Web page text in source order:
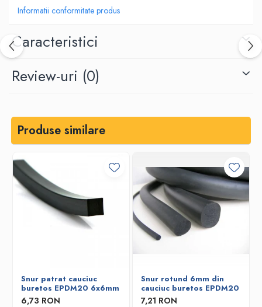
Informatii conformitate produs
Caracteristici
Review-uri (0)
Produse similare
Snur patrat cauciuc
buretos EPDM20 6x6mm
6,73 RON
Snur rotund 6mm din
cauciuc buretos EPDM20
7,21 RON